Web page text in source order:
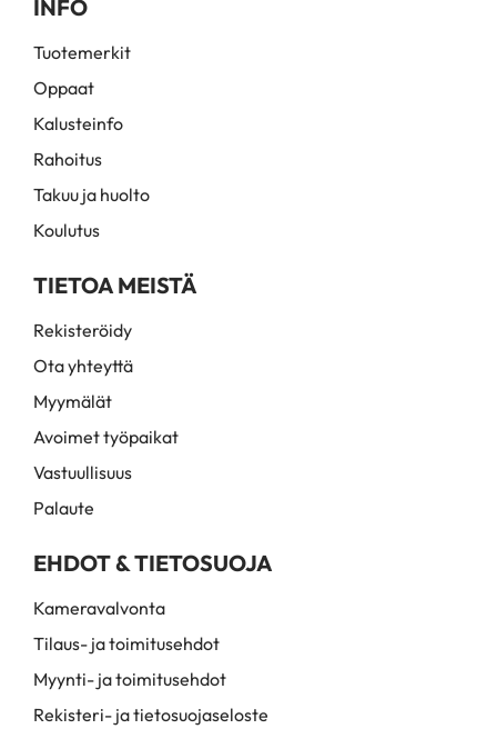
INFO
Tuotemerkit
Oppaat
Kalusteinfo
Rahoitus
Takuu ja huolto
Koulutus
TIETOA MEISTÄ
Rekisteröidy
Ota yhteyttä
Myymälät
Avoimet työpaikat
Vastuullisuus
Palaute
EHDOT & TIETOSUOJA
Kameravalvonta
Tilaus- ja toimitusehdot
Myynti- ja toimitusehdot
Rekisteri- ja tietosuojaseloste